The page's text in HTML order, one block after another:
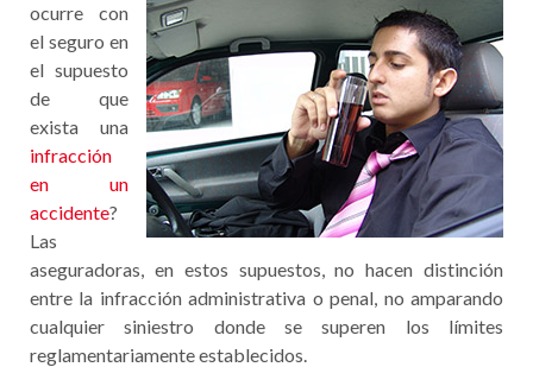
ocurre con
el seguro en
el supuesto
de que
exista una
infracción
en un
accidente?
Las
aseguradoras, en estos supuestos, no hacen distinción
entre la infracción administrativa o penal, no amparando
cualquier siniestro donde se superen los límites
reglamentariamente establecidos.